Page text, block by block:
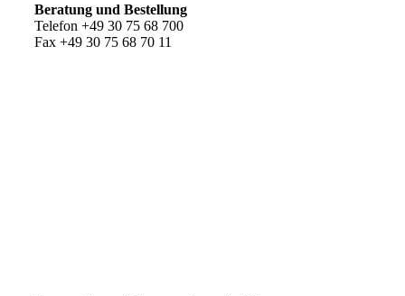
Beratung und Bestellung
Telefon +49 30 75 68 700
Fax +49 30 75 68 70 11